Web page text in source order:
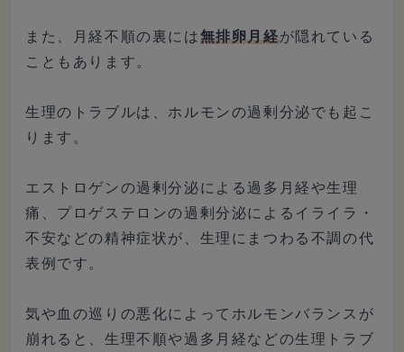
また、月経不順の裏には無排卵月経が隠れている
こともあります。
生理のトラブルは、ホルモンの過剰分泌でも起こ
ります。
エストロゲンの過剰分泌による過多月経や生理
痛、プロゲステロンの過剰分泌によるイライラ・
不安などの精神症状が、生理にまつわる不調の代
表例です。
気や血の巡りの悪化によってホルモンバランスが
崩れると、生理不順や過多月経などの生理トラブ